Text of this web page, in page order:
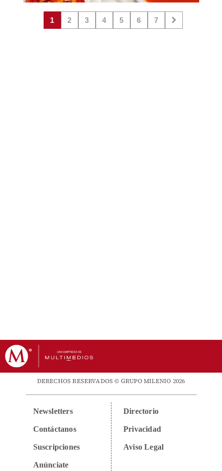
1 2 3 4 5 6 7
DERECHOS RESERVADOS © GRUPO MILENIO 2026
Newsletters
Contáctanos
Suscripciones
Anúnciate
Directorio
Privacidad
Aviso Legal